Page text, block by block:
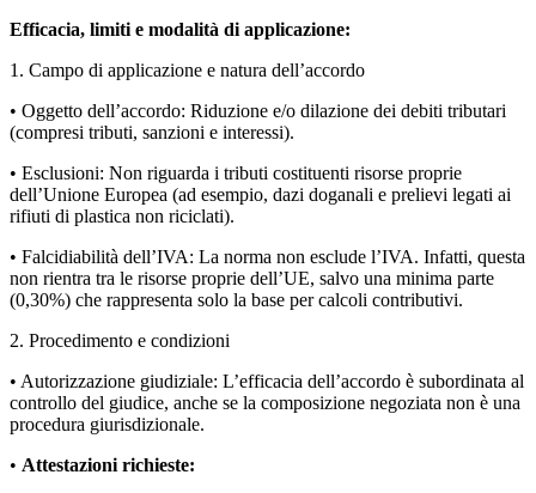
Efficacia, limiti e modalità di applicazione:
1. Campo di applicazione e natura dell’accordo
• Oggetto dell’accordo: Riduzione e/o dilazione dei debiti tributari
(compresi tributi, sanzioni e interessi).
• Esclusioni: Non riguarda i tributi costituenti risorse proprie
dell’Unione Europea (ad esempio, dazi doganali e prelievi legati ai
rifiuti di plastica non riciclati).
• Falcidiabilità dell’IVA: La norma non esclude l’IVA. Infatti, questa
non rientra tra le risorse proprie dell’UE, salvo una minima parte
(0,30%) che rappresenta solo la base per calcoli contributivi.
2. Procedimento e condizioni
• Autorizzazione giudiziale: L’efficacia dell’accordo è subordinata al
controllo del giudice, anche se la composizione negoziata non è una
procedura giurisdizionale.
• Attestazioni richieste: